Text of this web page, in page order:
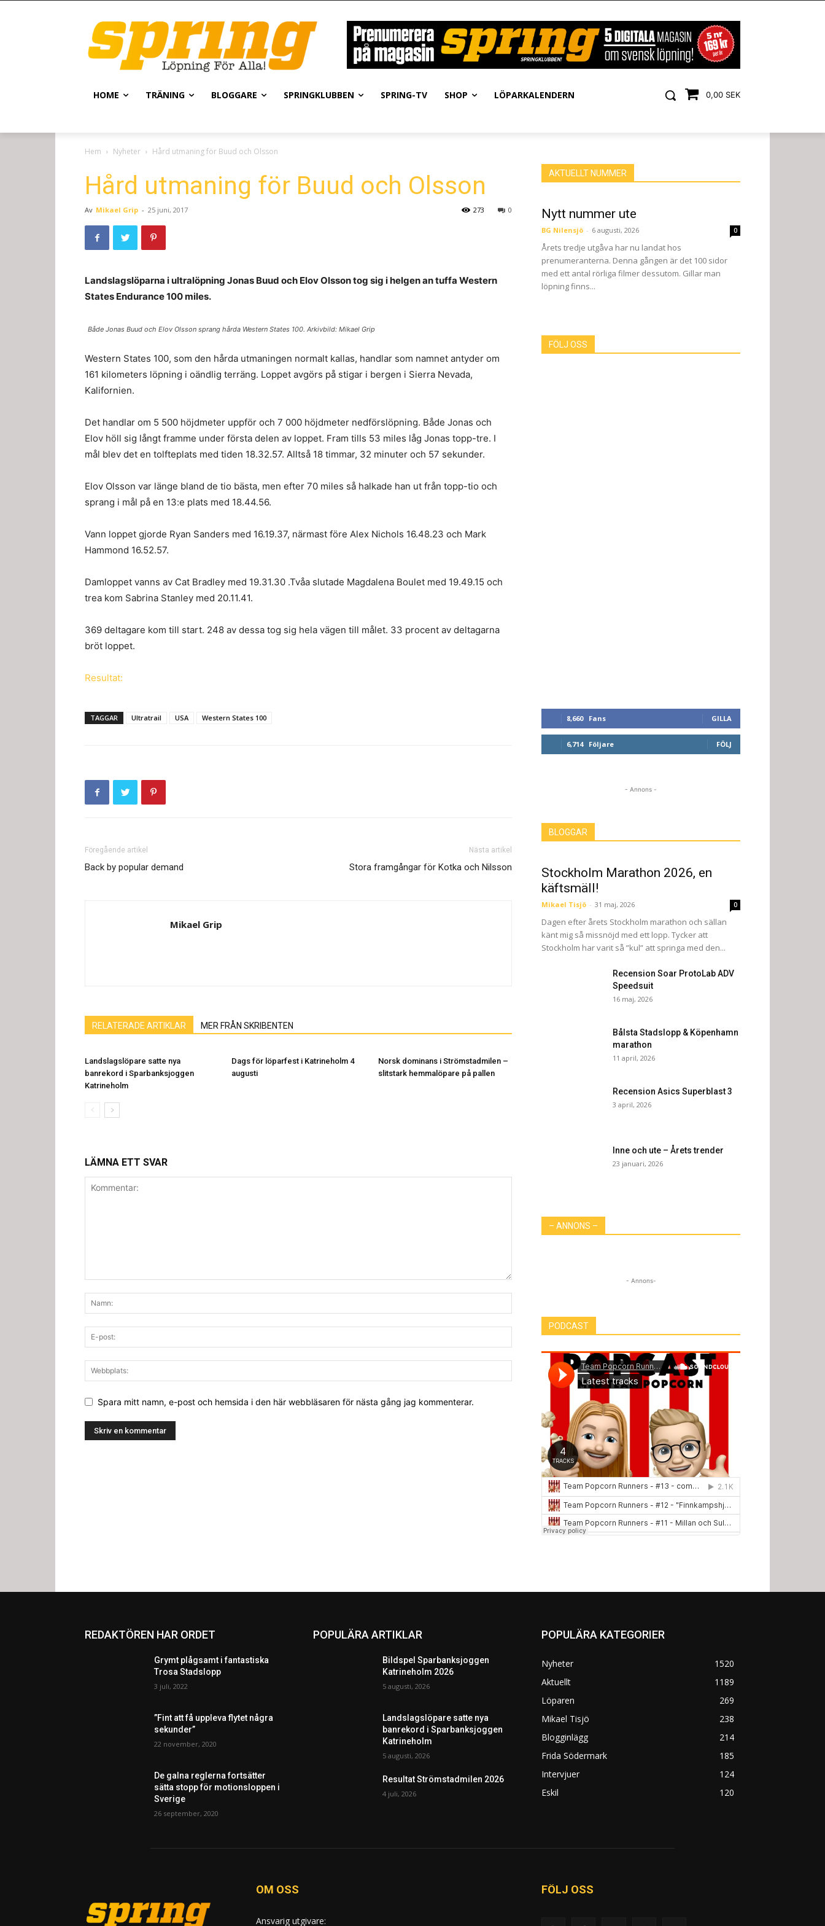
0,00 SEK
HOME TRÄNING BLOGGARE SPRINGKLUBBEN SPRING-TV SHOP LÖPARKALENDERN
Hem Nyheter Hård utmaning för Buud och Olsson
Hård utmaning för Buud och Olsson
Av Mikael Grip - 25 juni, 2017 0
273
Landslagslöparna i ultralöpning Jonas Buud och Elov Olsson tog sig i helgen an tuffa Western
States Endurance 100 miles.
Både Jonas Buud och Elov Olsson sprang hårda Western States 100. Arkivbild: Mikael Grip
Western States 100, som den hårda utmaningen normalt kallas, handlar som namnet antyder om
161 kilometers löpning i oändlig terräng. Loppet avgörs på stigar i bergen i Sierra Nevada,
Kalifornien.
Det handlar om 5 500 höjdmeter uppför och 7 000 höjdmeter nedförslöpning. Både Jonas och
Elov höll sig långt framme under första delen av loppet. Fram tills 53 miles låg Jonas topp-tre. I
mål blev det en tolfteplats med tiden 18.32.57. Alltså 18 timmar, 32 minuter och 57 sekunder.
Elov Olsson var länge bland de tio bästa, men efter 70 miles så halkade han ut från topp-tio och
sprang i mål på en 13:e plats med 18.44.56.
Vann loppet gjorde Ryan Sanders med 16.19.37, närmast före Alex Nichols 16.48.23 och Mark
Hammond 16.52.57.
Damloppet vanns av Cat Bradley med 19.31.30 .Tvåa slutade Magdalena Boulet med 19.49.15 och
trea kom Sabrina Stanley med 20.11.41.
369 deltagare kom till start. 248 av dessa tog sig hela vägen till målet. 33 procent av deltagarna
bröt loppet.
Resultat:
TAGGAR Ultratrail USA Western States 100
Föregående artikel
Back by popular demand
Nästa artikel
Stora framgångar för Kotka och Nilsson
Mikael Grip
RELATERADE ARTIKLAR MER FRÅN SKRIBENTEN
Landslagslöpare satte nya
banrekord i Sparbanksjoggen
Katrineholm
Dags för löparfest i Katrineholm 4
augusti
Norsk dominans i Strömstadmilen –
slitstark hemmalöpare på pallen
LÄMNA ETT SVAR
Spara mitt namn, e-post och hemsida i den här webbläsaren för nästa gång jag kommenterar.
AKTUELLT NUMMER
Nytt nummer ute
BG Nilensjö - 6 augusti, 2026 0
Årets tredje utgåva har nu landat hos
prenumeranterna. Denna gången är det 100 sidor
med ett antal rörliga filmer dessutom. Gillar man
löpning finns...
FÖLJ OSS
8,660 Fans GILLA
6,714 Följare FÖLJ
- Annons -
BLOGGAR
Stockholm Marathon 2026, en
käftsmäll!
Mikael Tisjö - 31 maj, 2026 0
Dagen efter årets Stockholm marathon och sällan
känt mig så missnöjd med ett lopp. Tycker att
Stockholm har varit så ”kul” att springa med den...
Recension Soar ProtoLab ADV
Speedsuit
16 maj, 2026
Bålsta Stadslopp & Köpenhamn
marathon
11 april, 2026
Recension Asics Superblast 3
3 april, 2026
Inne och ute – Årets trender
23 januari, 2026
– ANNONS –
- Annons-
PODCAST
REDAKTÖREN HAR ORDET
Grymt plågsamt i fantastiska
Trosa Stadslopp
3 juli, 2022
”Fint att få uppleva flytet några
sekunder”
22 november, 2020
De galna reglerna fortsätter
sätta stopp för motionsloppen i
Sverige
26 september, 2020
POPULÄRA ARTIKLAR
Bildspel Sparbanksjoggen
Katrineholm 2026
5 augusti, 2026
Landslagslöpare satte nya
banrekord i Sparbanksjoggen
Katrineholm
5 augusti, 2026
Resultat Strömstadmilen 2026
4 juli, 2026
POPULÄRA KATEGORIER
Nyheter
1520
Aktuellt
1189
Löparen
269
Mikael Tisjö
238
Blogginlägg
214
Frida Södermark
185
Intervjuer
124
Eskil
120
OM OSS
Ansvarig utgivare:
FÖLJ OSS